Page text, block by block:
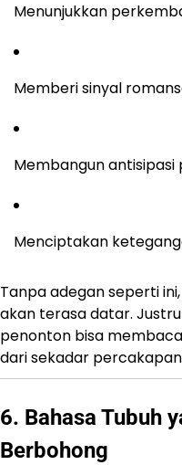
Menunjukkan
Memberi sinyal
Membangun
Menciptakan
Tanpa adegan seperti
akan terasa datar.
penonton bisa
dari sekadar
6. Bahasa Tubuh
Berbohong